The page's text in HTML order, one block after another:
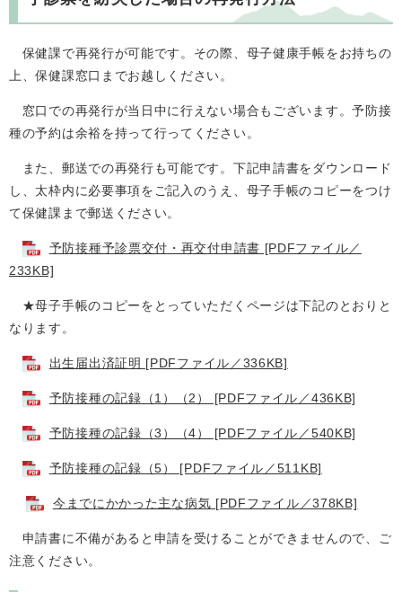
保健課で再発行が可能です。その際、母子健康手帳をお持ちの
上、保健課窓口までお越しください。
窓口での再発行が当日中に行えない場合もございます。予防接
種の予約は余裕を持って行ってください。
また、郵送での再発行も可能です。下記申請書をダウンロード
し、太枠内に必要事項をご記入のうえ、母子手帳のコピーをつけ
て保健課まで郵送ください。
予防接種予診票交付・再交付申請書 [PDFファイル／
233KB]
★母子手帳のコピーをとっていただくページは下記のとおりと
なります。
出生届出済証明 [PDFファイル／336KB]
予防接種の記録（1）（2） [PDFファイル／436KB]
予防接種の記録（3）（4） [PDFファイル／540KB]
予防接種の記録（5） [PDFファイル／511KB]
今までにかかった主な病気 [PDFファイル／378KB]
申請書に不備があると申請を受けることができませんので、ご
注意ください。